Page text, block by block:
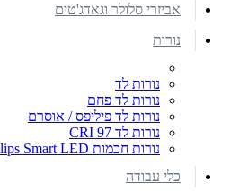
אביזרי סלולר וגאדג'טים
נורות
נורות לד
נורות לד פחם
נורות לד פיליפס / אוסרם
נורות לד CRI 97
נורות חכמות Philips Smart LED
כלי עבודה